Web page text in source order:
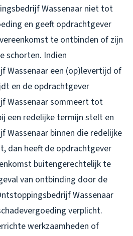
Wassenaar niet tot
en geeft opdrachtgever
te ontbinden of zijn
schorten. Indien
Wassenaar een (op)levertijd of
en de opdrachtgever
Wassenaar sommeert tot
een redelijke termijn stelt en
Wassenaar binnen die redelijke
dan heeft de opdrachtgever
buitengerechtelijk te
van ontbinding door de
Wassenaar
verplicht.
werkzaamheden of